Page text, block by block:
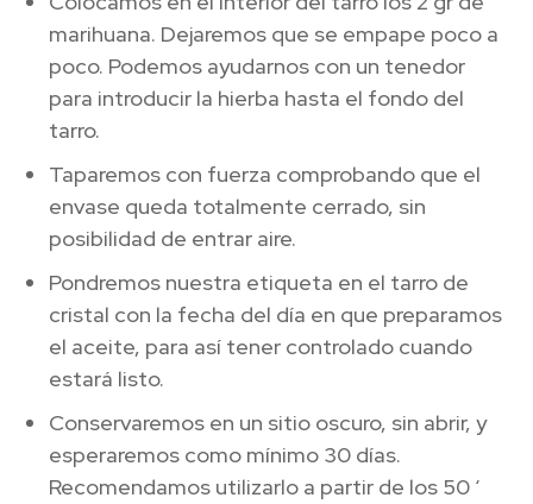
marihuana. Dejaremos que se empape poco a
poco. Podemos ayudarnos con un tenedor
para introducir la hierba hasta el fondo del
tarro.
Taparemos con fuerza comprobando que el
envase queda totalmente cerrado, sin
posibilidad de entrar aire.
Pondremos nuestra etiqueta en el tarro de
cristal con la fecha del día en que preparamos
el aceite, para así tener controlado cuando
estará listo.
Conservaremos en un sitio oscuro, sin abrir, y
esperaremos como mínimo 30 días.
Recomendamos utilizarlo a partir de los 50 ‘